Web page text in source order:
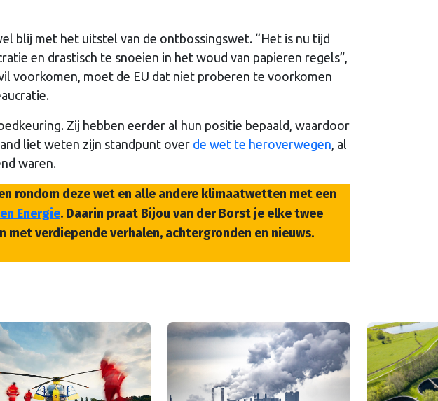
blij met het uitstel van de ontbossingswet. “Het is nu tijd
en drastisch te snoeien in het woud van papieren regels”,
voorkomen, moet de EU dat niet proberen te voorkomen
Zij hebben eerder al hun positie bepaald, waardoor
liet weten zijn standpunt over de wet te heroverwegen , al
waren.
rondom deze wet en alle andere klimaatwetten met een
Energie. Daarin praat Bijou van der Borst je elke twee
verdiepende verhalen, achtergronden en nieuws.